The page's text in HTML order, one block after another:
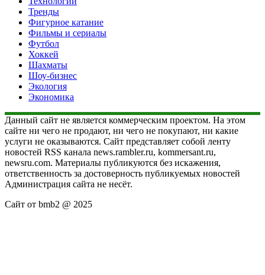
Тренды
Фигурное катание
Фильмы и сериалы
Футбол
Хоккей
Шахматы
Шоу-бизнес
Экология
Экономика
Данный сайт не является коммерческим проектом. На этом
сайте ни чего не продают, ни чего не покупают, ни какие
услуги не оказываются. Сайт представляет собой ленту
новостей RSS канала news.rambler.ru, kommersant.ru,
newsru.com. Материалы публикуются без искажения,
ответственность за достоверность публикуемых новостей
Администрация сайта не несёт.
Сайт от bmb2 @ 2025